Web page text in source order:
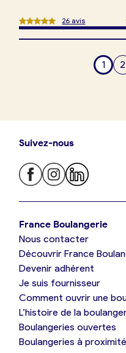
Je trouve ma
Je suis boulanger
Je découvre
Mes tarifs
26 avis
1 2
Suivez-nous
France Boulangerie
Nous contacter
Découvrir France
Devenir adhérent
Je suis fournisseur
Comment ouvrir une
L’histoire de la
Boulangeries ouvertes
Boulangeries à proximité